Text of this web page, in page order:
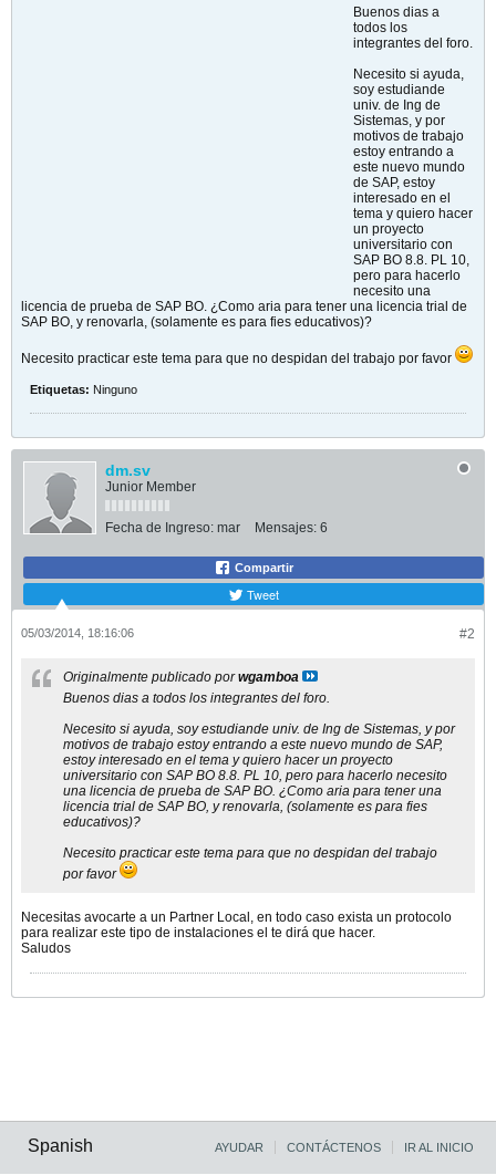
Buenos dias a
todos los
integrantes del foro.
Necesito si ayuda,
soy estudiande
univ. de Ing de
Sistemas, y por
motivos de trabajo
estoy entrando a
este nuevo mundo
de SAP, estoy
interesado en el
tema y quiero hacer
un proyecto
universitario con
SAP BO 8.8. PL 10,
pero para hacerlo
necesito una
licencia de prueba de SAP BO. ¿Como aria para tener una licencia trial de
SAP BO, y renovarla, (solamente es para fies educativos)?
Necesito practicar este tema para que no despidan del trabajo por favor
Etiquetas: Ninguno
dm.sv
Junior Member
Fecha de Ingreso: mar Mensajes: 6
Compartir
Tweet
#2
05/03/2014, 18:16:06
Originalmente publicado porwgamboa
Buenos dias a todos los integrantes del foro.
Necesito si ayuda, soy estudiande univ. de Ing de Sistemas, y por
motivos de trabajo estoy entrando a este nuevo mundo de SAP,
estoy interesado en el tema y quiero hacer un proyecto
universitario con SAP BO 8.8. PL 10, pero para hacerlo necesito
una licencia de prueba de SAP BO. ¿Como aria para tener una
licencia trial de SAP BO, y renovarla, (solamente es para fies
educativos)?
Necesito practicar este tema para que no despidan del trabajo
por favor
Necesitas avocarte a un Partner Local, en todo caso exista un protocolo
para realizar este tipo de instalaciones el te dirá que hacer.
Saludos
Spanish AYUDAR CONTÁCTENOS IR AL INICIO